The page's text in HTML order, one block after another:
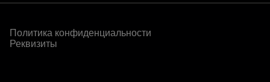
Политика конфиденциальности
Реквизиты